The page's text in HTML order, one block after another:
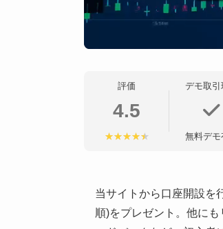
評価
4.5
デモ取引
無料デモ
当サイトから口座開設を
順)をプレゼント。他に